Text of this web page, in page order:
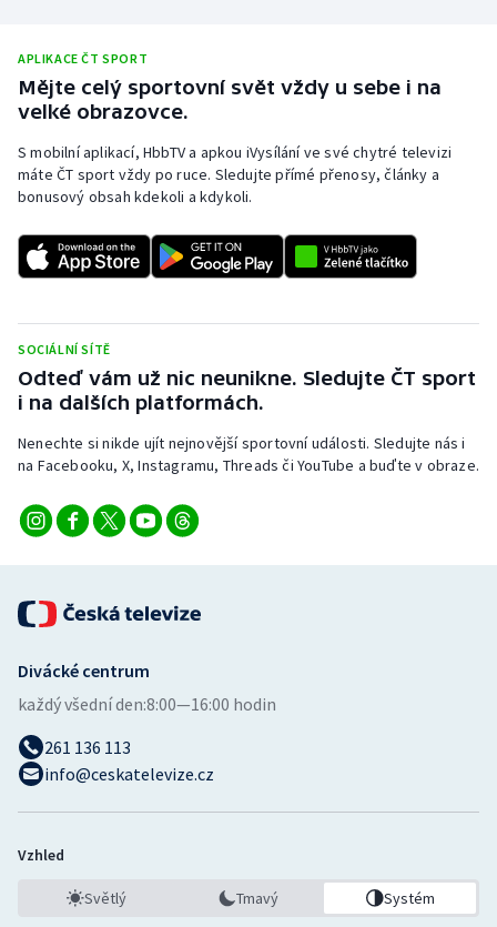
APLIKACE ČT SPORT
Mějte celý sportovní svět vždy u sebe i na
velké obrazovce.
S mobilní aplikací, HbbTV a apkou iVysílání ve své chytré televizi
máte ČT sport vždy po ruce. Sledujte přímé přenosy, články a
bonusový obsah kdekoli a kdykoli.
SOCIÁLNÍ SÍTĚ
Odteď vám už nic neunikne. Sledujte ČT sport
i na dalších platformách.
Nenechte si nikde ujít nejnovější sportovní události. Sledujte nás i
na Facebooku, X, Instagramu, Threads či YouTube a buďte v obraze.
Divácké centrum
každý všední den:8:00—16:00 hodin
261 136 113
info@ceskatelevize.cz
Vzhled
Světlý Tmavý Systém